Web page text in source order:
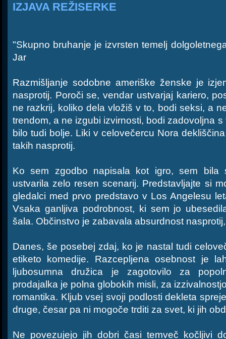
IZJAVA REŽISERKE
"Skupno bruhanje je izvrsten temelj
Jar
Razmišljanje sodobne ameriške ženske je
nasprotij. Poroči se, vendar ustvarjaj kariero,
ne razkrij, koliko dela vložiš v to, bodi seksi, a
trendom, a ne izgubi izvirnosti, bodi zadovoljna
bilo tudi bolje. Liki v celovečercu Nora
takih nasprotij.
Ko sem zgodbo napisala kot igro, sem bila
ustvarila zelo resen scenarij. Predstavljajte si
gledalci med prvo predstavo v Los Angelesu
Vsaka ganljiva podrobnost, ki sem jo
šala. Občinstvo je zabavala absurdnost
Danes, še posebej zdaj, ko je nastal tudi
etiketo komedije. Razcepljena osebnost je
ljubosumna družica je zagotovilo za
prodajalka je polna globokih misli, za
romantika. Kljub vsej svoji podlosti dekleta
druge, česar pa ni mogoče trditi za svet, ki jih
Ne povezujejo jih dobri časi temveč kočljivi